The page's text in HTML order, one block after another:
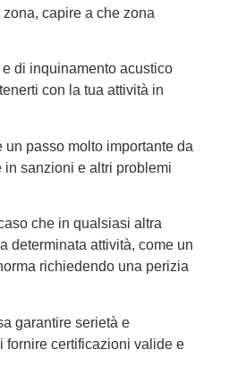
capire a che zona
di inquinamento acustico
con la tua attività in
un passo molto importante da
in sanzioni e altri problemi
che in qualsiasi altra
determinata attività, come un
richiedendo una perizia
garantire serietà e
fornire certificazioni valide e